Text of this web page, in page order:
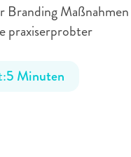
Branding Maßnahmen
praxiserprobter
5 Minuten